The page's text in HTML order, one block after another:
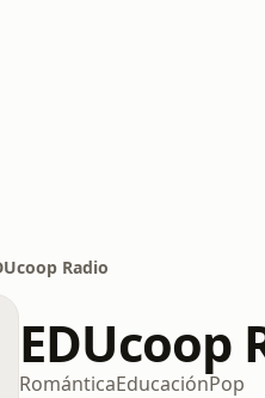
Radio
EDUcoop
RománticaEducaciónPop